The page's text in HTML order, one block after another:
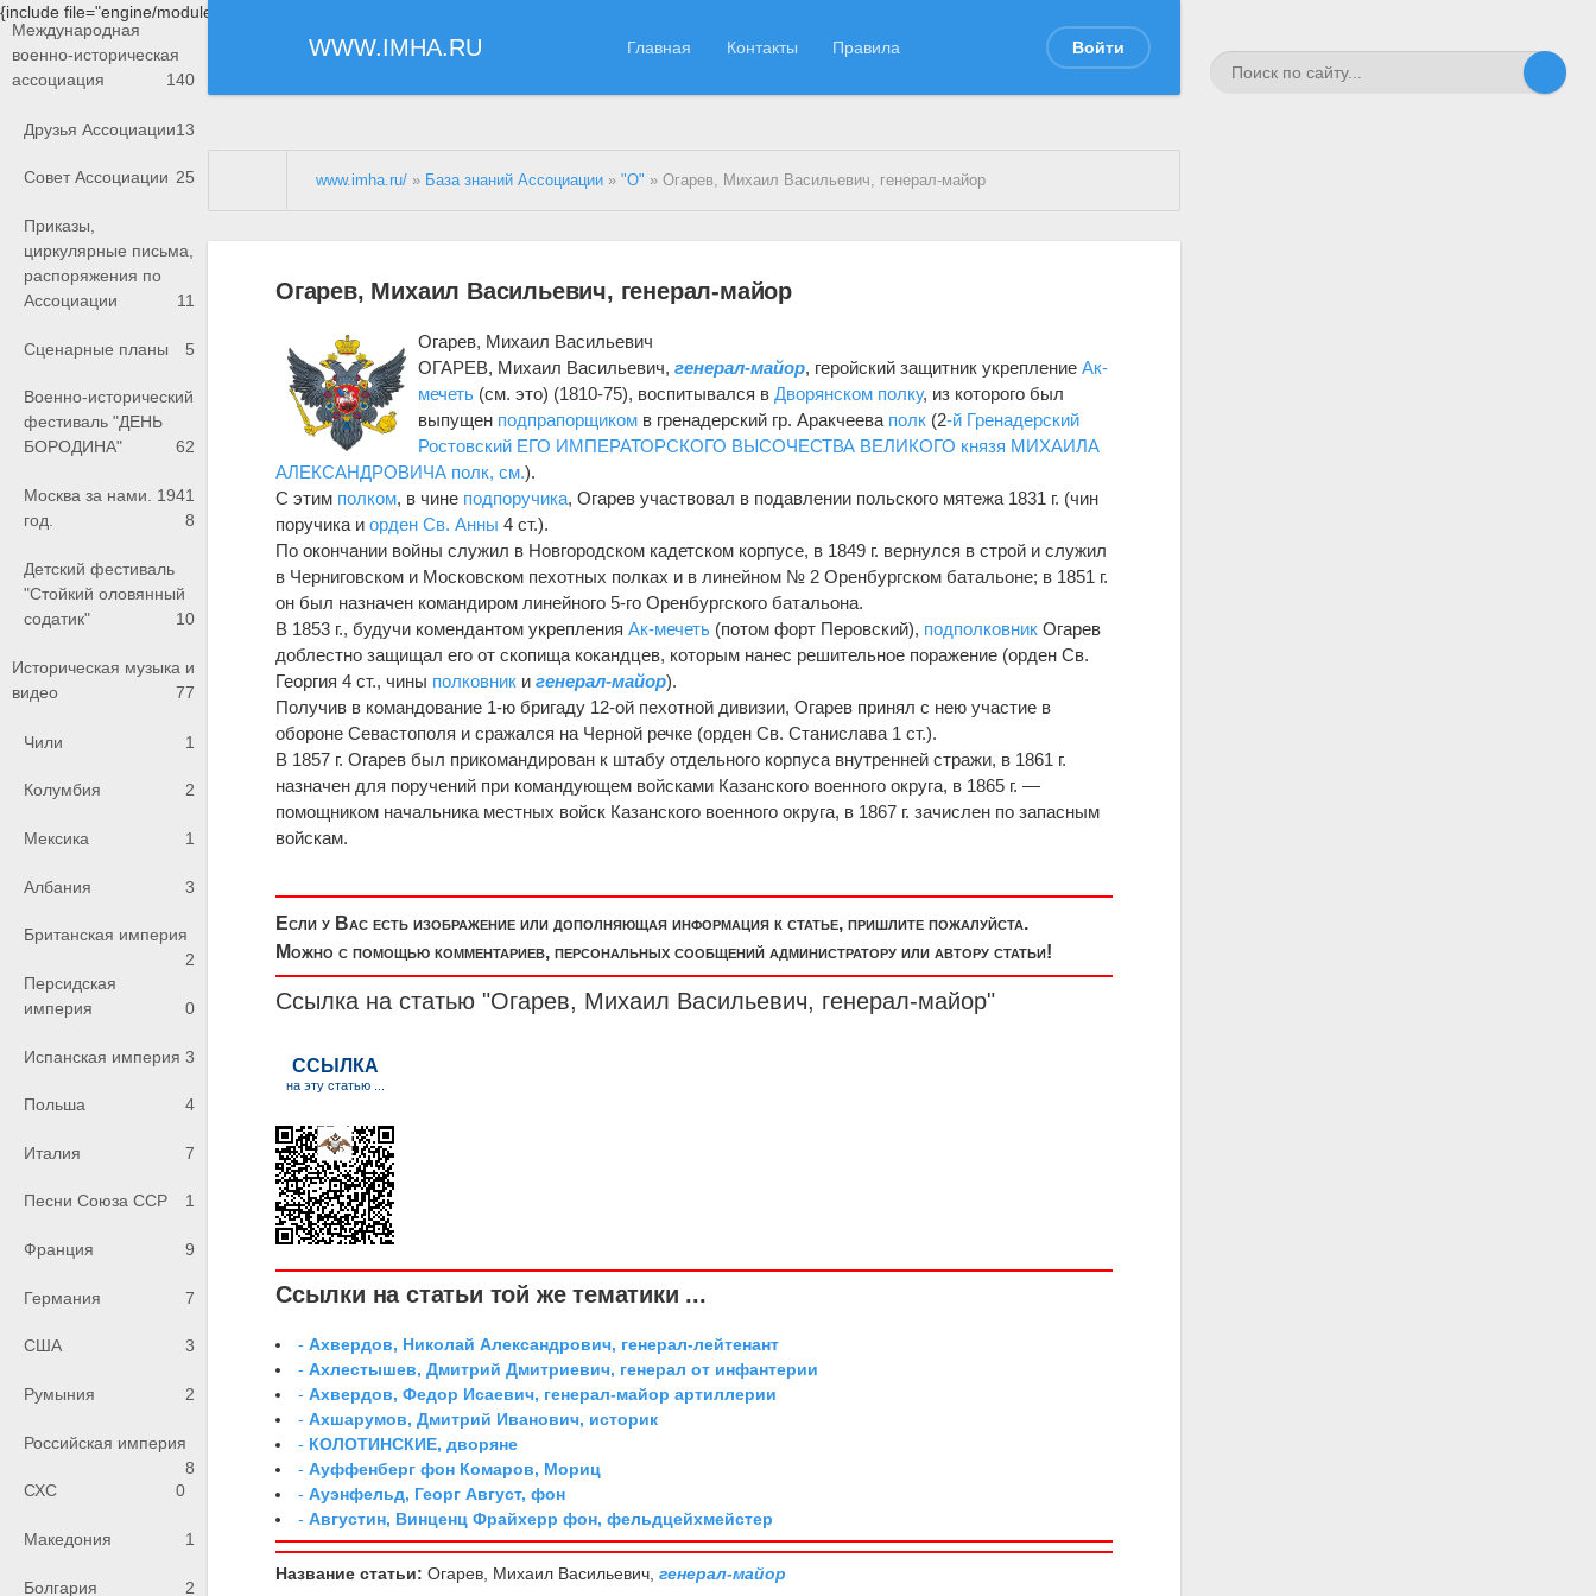
{include file="engine/modules/saperu/head.php"}
WWW.IMHA.RU Главная Контакты Правила Войти
Международная
военно-историческая
ассоциация
140
Друзья Ассоциации13
Совет Ассоциации 25
Приказы,
циркулярные письма,
распоряжения по
Ассоциации
11
Сценарные планы 5
Военно-исторический
фестиваль "ДЕНЬ
БОРОДИНА"
62
Москва за нами. 1941
год.
8
Детский фестиваль
"Стойкий оловянный
содатик"
10
Историческая музыка и
видео
77
Чили 1
Колумбия 2
Мексика 1
Албания 3
Британская империя
2
Персидская
империя
0
Испанская империя 3
Польша 4
Италия 7
Песни Союза ССР 1
Франция 9
Германия 7
США 3
Румыния 2
Российская империя
8
СХС
0
Македония 1
Болгария 2
www.imha.ru/ » База знаний Ассоциации »"О" » Огарев, Михаил Васильевич, генерал-майор
Огарев, Михаил Васильевич, генерал-майор
Огарев, Михаил Васильевич
ОГАРЕВ, Михаил Васильевич,генерал-майор, геройский защитник укреплениеАк-
мечеть (см. это) (1810-75), воспитывался вДворянском полку, из которого был
выпущен подпрапорщиком в гренадерский гр. Аракчеева полк (2-й Гренадерский
Ростовский ЕГО ИМПЕРАТОРСКОГО ВЫСОЧЕСТВА ВЕЛИКОГО князя МИХАИЛА
АЛЕКСАНДРОВИЧА полк, см.).
С этим полком, в чине подпоручика, Огарев участвовал в подавлении польского мятежа 1831 г. (чин
поручика иорден Св. Анны 4 ст.).
По окончании войны служил в Новгородском кадетском корпусе, в 1849 г. вернулся в строй и служил
в Черниговском и Московском пехотных полках и в линейном № 2 Оренбургском батальоне; в 1851 г.
он был назначен командиром линейного 5-го Оренбургского батальона.
В 1853 г., будучи комендантом укрепленияАк-мечеть (потом форт Перовский), подполковник Огарев
доблестно защищал его от скопища кокандцев, которым нанес решительное поражение (орден Св.
Георгия 4 ст., чины полковник игенерал-майор).
Получив в командование 1-ю бригаду 12-ой пехотной дивизии, Огарев принял с нею участие в
обороне Севастополя и сражался на Черной речке (орден Св. Станислава 1 ст.).
В 1857 г. Огарев был прикомандирован к штабу отдельного корпуса внутренней стражи, в 1861 г.
назначен для поручений при командующем войсками Казанского военного округа, в 1865 г. —
помощником начальника местных войск Казанского военного округа, в 1867 г. зачислен по запасным
войскам.
Если у Вас есть изображение или дополняющая информация к статье, пришлите пожалуйста.
Можно с помощью комментариев, персональных сообщений администратору или автору статьи!
Ссылка на статью "Огарев, Михаил Васильевич, генерал-майор"
Ссылки на статьи той же тематики ...
-Ахвердов, Николай Александрович, генерал-лейтенант
-Ахлестышев, Дмитрий Дмитриевич, генерал от инфантерии
-Ахвердов, Федор Исаевич, генерал-майор артиллерии
-Ахшарумов, Дмитрий Иванович, историк
- КОЛОТИНСКИЕ, дворяне
-Ауффенберг фон Комаров, Мориц
-Ауэнфельд, Георг Август, фон
-Августин, Винценц Фрайхерр фон, фельдцейхмейстер
Название статьи: Огарев, Михаил Васильевич,генерал-майор